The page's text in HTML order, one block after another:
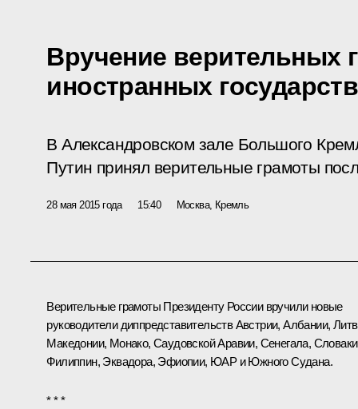
Вручение верительных
иностранных государств
В Александровском зале Большого
Путин принял верительные грамоты
28 мая 2015 года 15:40 Москва, Кремль
Верительные грамоты Президенту России вручили новые
руководители диппредставительств Австрии, Албании,
Македонии, Монако, Саудовской Аравии, Сенегала,
Филиппин, Эквадора, Эфиопии, ЮАР и Южного Судана.
* * *